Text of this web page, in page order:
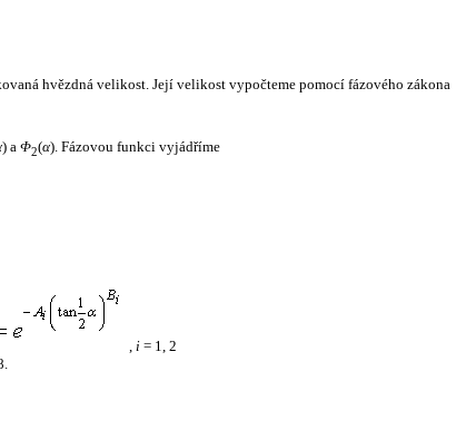
hvězdná velikost. Její velikost vypočteme pomocí fázového zákona
) a Φ2(α). Fázovou funkci vyjádříme
, i = 1, 2